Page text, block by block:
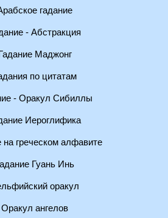
гадание
- Абстракция
Гадание Маджонг
по цитатам
- Оракул Сибиллы
Иероглифика
на греческом алфавите
Гуань Инь
оракул
Оракул ангелов